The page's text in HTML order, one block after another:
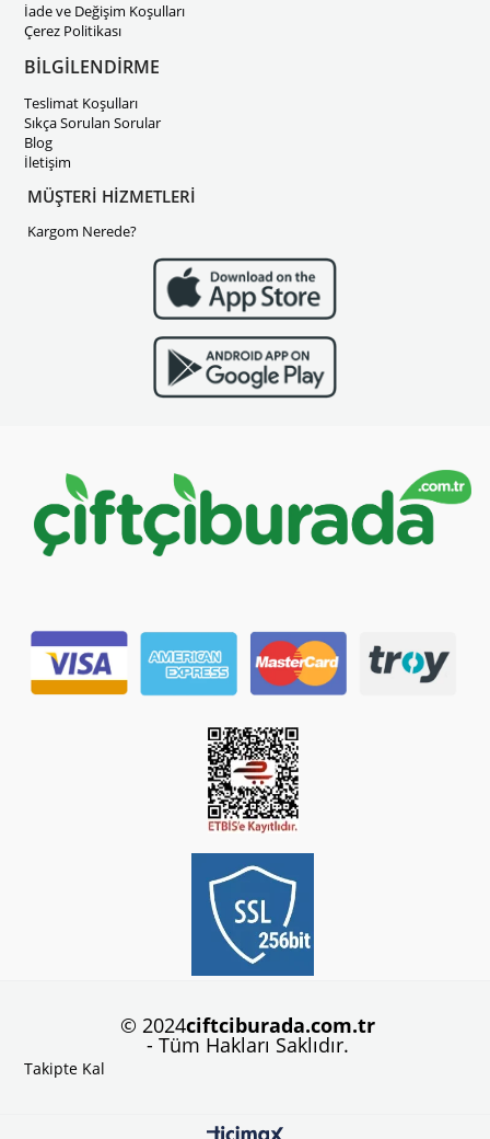
İade ve Değişim Koşulları
Çerez Politikası
BİLGİLENDİRME
Teslimat Koşulları
Sıkça Sorulan Sorular
Blog
İletişim
MÜŞTERİ HİZMETLERİ
Kargom Nerede?
© 2024ciftciburada.com.tr
- Tüm Hakları Saklıdır.
Takipte Kal